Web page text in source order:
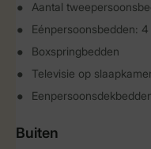
Aantal
Eénpersoonsbedden: 4
Boxspringbedden
Televisie op slaapkamer
Buiten